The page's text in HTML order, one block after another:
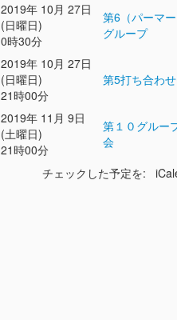
2019年 10月 27日
(日曜日)
0時30分
第6（パーマ
グループ
2019年 10月 27日
(日曜日)
21時00分
第5打ち合わせ
2019年 11月 9日
(土曜日)
21時00分
第１０グルー
会
チェックした予定を: